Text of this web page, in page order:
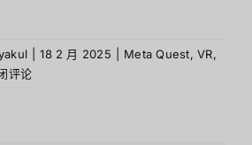
18 2 月 2025 Meta Quest,VR,
评论